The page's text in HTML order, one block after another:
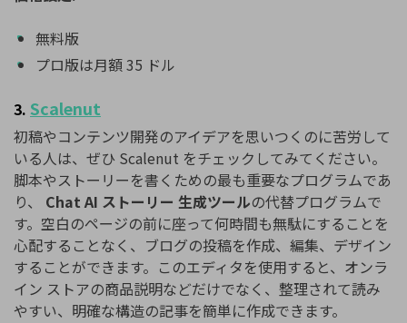
無料版
プロ版は月額 35 ドル
3. Scalenut
初稿やコンテンツ開発のアイデアを思いつくのに苦労して
いる人は、ぜひ Scalenut をチェックしてみてください。
脚本やストーリーを書くための最も重要なプログラムであ
り、 Chat AI ストーリー 生成ツールの代替プログラムで
す。空白のページの前に座って何時間も無駄にすることを
心配することなく、ブログの投稿を作成、編集、デザイン
することができます。このエディタを使用すると、オンラ
イン ストアの商品説明などだけでなく、整理されて読み
やすい、明確な構造の記事を簡単に作成できます。